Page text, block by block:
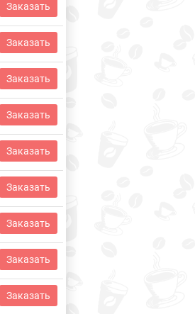
Заказать
Заказать
Заказать
Заказать
Заказать
Заказать
Заказать
Заказать
Заказать